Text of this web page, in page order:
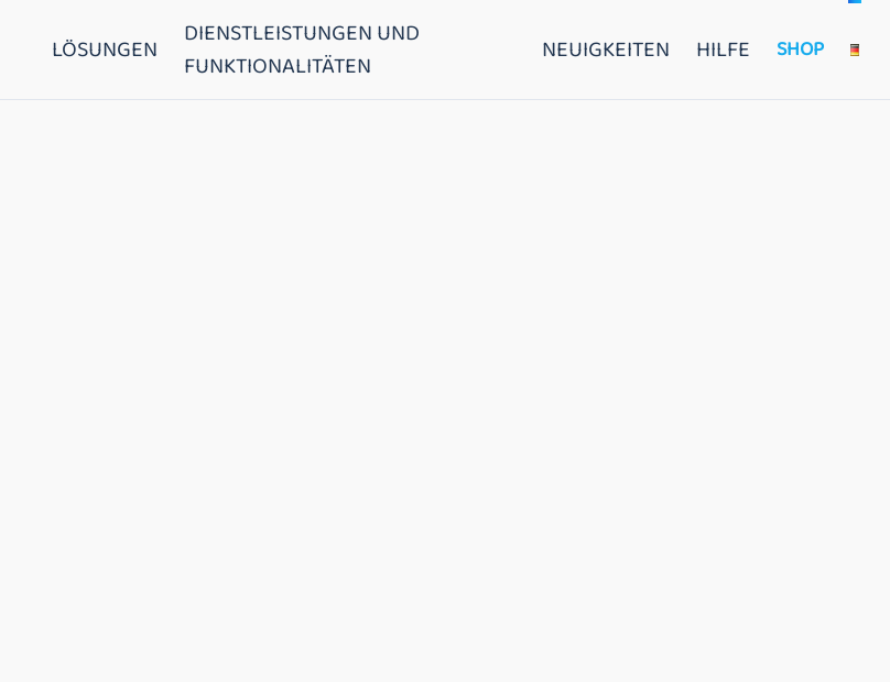
LÖSUNGEN
DIENSTLEISTUNGEN UND
FUNKTIONALITÄTEN
NEUIGKEITEN HILFE SHOP